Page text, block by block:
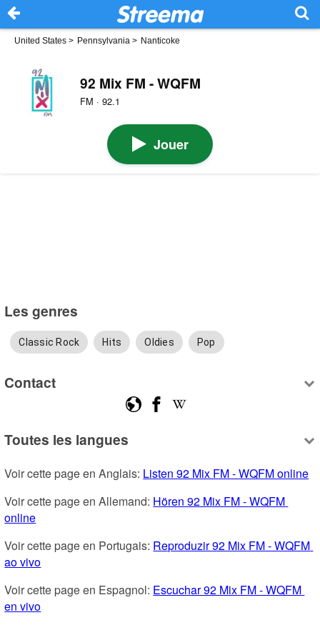
United States > Pennsylvania > Nanticoke
92 Mix FM - WQFM
FM · 92.1
Jouer
Les genres
Classic Rock Hits Oldies Pop
Contact
Toutes les langues
Voir cette page en Anglais: Listen 92 Mix FM - WQFM online
Voir cette page en Allemand: Hören 92 Mix FM - WQFM
online
Voir cette page en Portugais: Reproduzir 92 Mix FM - WQFM
ao vivo
Voir cette page en Espagnol: Escuchar 92 Mix FM - WQFM
en vivo